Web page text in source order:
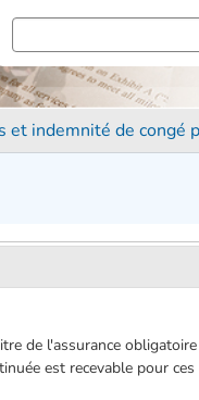
et indemnité de congé
de l'assurance
est recevable pour ces